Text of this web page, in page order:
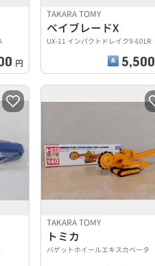
円
TAKARA TOMY
ベイブレードX
UX-11 インパクトドレイク9-60LR
5,500
TAKARA TOMY
トミカ
バゲットホイールエキスカベータ